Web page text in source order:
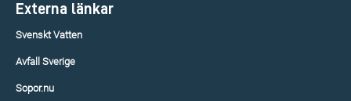
Externa länkar
Svenskt Vatten
Avfall Sverige
Sopor.nu